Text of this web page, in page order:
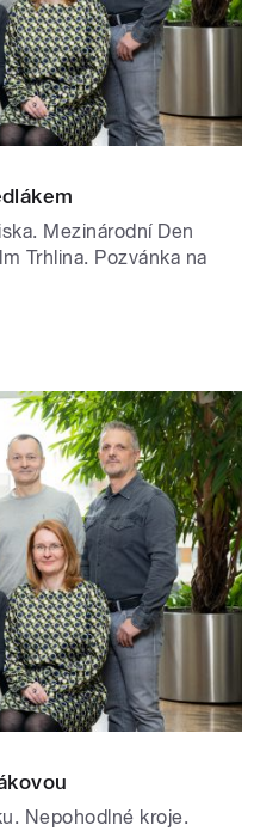
Mezinárodní Den
Trhlina. Pozvánka na
Nepohodlné kroje.